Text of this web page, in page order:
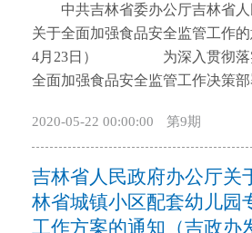
中共吉林省委办公厅吉林省
关于全面加强食品安全监管工
4月23日） 为深入贯彻落实党中央、国务院
全面加强食品安全监管工作决策
严”要求，实施食品安全战略，构
管责任，进一步提升人民群众对
度和放心度，依据《中华人民共和
结合我省实际，制定本意见。
责任体系 （一）夯实属地管理
2020-05-22 00:00:00 第9期
吉林省人民政府办公厅关
林省城镇小区配套幼儿园
工作方案的通知（吉政办